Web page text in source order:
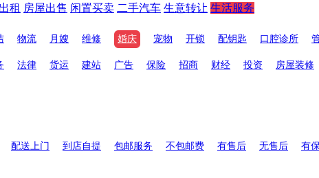
租 房屋出售 闲置买卖 二手汽车 生意转让 生活服务
物流 月嫂 维修 婚庆 宠物 开锁 配钥匙 口腔诊所
法律 货运 建站 广告 保险 招商 财经 投资 房屋装修
配送上门 到店自提 包邮服务 不包邮费 有售后 无售后 有